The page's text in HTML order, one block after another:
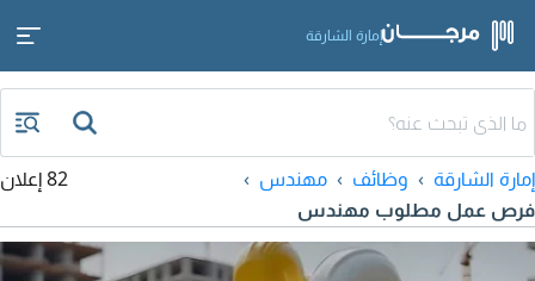
إمارة الشارقة
إمارة الشارقة وظائف
مهندس
فرص عمل مطلوب مهندس
82 إعلان